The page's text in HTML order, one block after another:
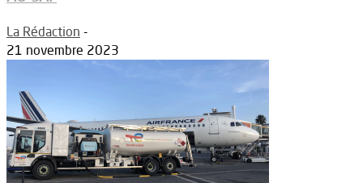
La Rédaction -
21 novembre 2023